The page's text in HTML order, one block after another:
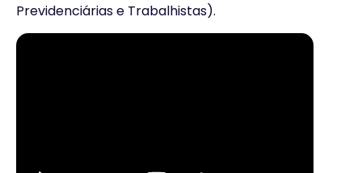
Previdenciárias e Trabalhistas).